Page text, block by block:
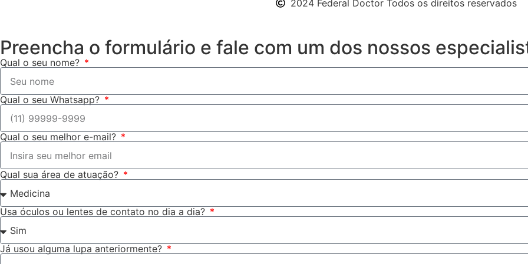
2024 Federal Doctor Todos os direitos reservados
Preencha o formulário e fale com um dos nossos
Qual o seu nome?
Qual o seu Whatsapp?
Qual o seu melhor e-mail?
Qual sua área de atuação?
Usa óculos ou lentes de contato no dia a dia?
Já usou alguma lupa anteriormente?